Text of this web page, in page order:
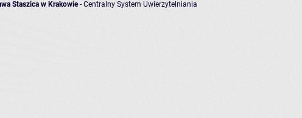
Staszica w Krakowie- Centralny System Uwierzytelniania